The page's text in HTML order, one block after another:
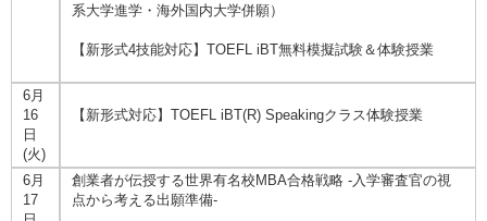
系大学進学・海外国内大学併願）
【新形式4技能対応】TOEFL iBT無料模擬試験＆体験授業
6月
16
日
(火)
【新形式対応】TOEFL iBT(R) Speakingクラス体験授業
6月
17
創業者が伝授する世界有名校MBA合格戦略 -入学審査官の視
点から考える出願準備-